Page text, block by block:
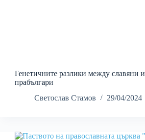
Генетичните разлики между славяни и
прабългари
Светослав Стамов
29/04/2024